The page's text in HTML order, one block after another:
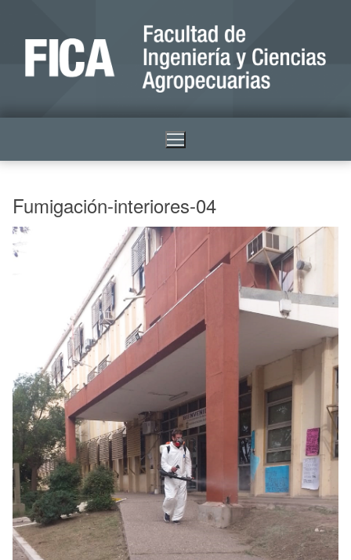
Fumigación-interiores-04